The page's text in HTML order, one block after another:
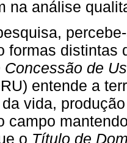
na análise
formas distintas
Concessão de
entende a
vida,
campo
o Título de